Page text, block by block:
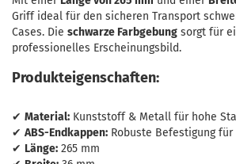
Griff ideal für den sicheren Transport
Cases. Die schwarze Farbgebung sorgt für
professionelles Erscheinungsbild.
Produkteigenschaften:
✔ Material: Kunststoff & Metall für hohe
✔ ABS-Endkappen: Robuste Befestigung
✔ Länge: 265 mm